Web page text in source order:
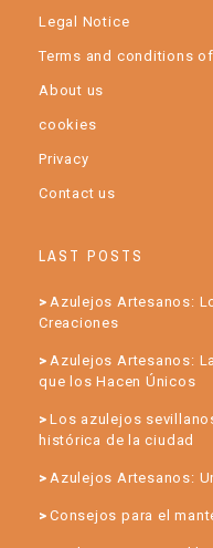
Legal Notice
Terms and conditions
About us
cookies
Privacy
Contact us
LAST POSTS
Azulejos Artesanos:
Creaciones
Azulejos Artesanos:
que los Hacen Únicos
Los azulejos
histórica de la ciudad
Azulejos Artesanos:
Consejos para el